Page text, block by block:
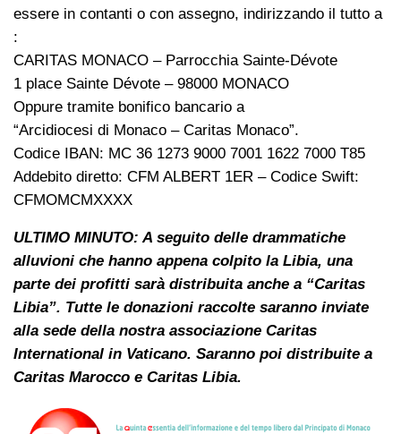
essere in contanti o con assegno, indirizzando il tutto a
:
CARITAS MONACO – Parrocchia Sainte-Dévote
1 place Sainte Dévote – 98000 MONACO
Oppure tramite bonifico bancario a
“Arcidiocesi di Monaco – Caritas Monaco”.
Codice IBAN: MC 36 1273 9000 7001 1622 7000 T85
Addebito diretto: CFM ALBERT 1ER – Codice Swift:
CFMOMCMXXXX
ULTIMO MINUTO: A seguito delle drammatiche
alluvioni che hanno appena colpito la Libia, una
parte dei profitti sarà distribuita anche a “Caritas
Libia”. Tutte le donazioni raccolte saranno inviate
alla sede della nostra associazione Caritas
International in Vaticano. Saranno poi distribuite a
Caritas Marocco e Caritas Libia.